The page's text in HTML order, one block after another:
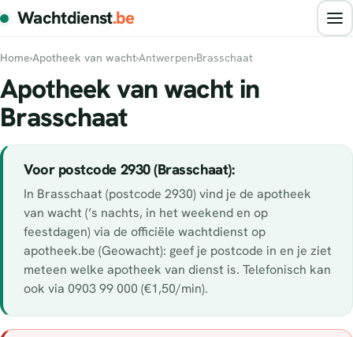
Wachtdienst.be
Home›Apotheek van wacht›Antwerpen›Brasschaat
Apotheek van wacht in
Brasschaat
Voor postcode 2930 (Brasschaat):
In Brasschaat (postcode 2930) vind je de apotheek
van wacht (’s nachts, in het weekend en op
feestdagen) via de officiële wachtdienst op
apotheek.be (Geowacht): geef je postcode in en je ziet
meteen welke apotheek van dienst is. Telefonisch kan
ook via 0903 99 000 (€1,50/min).